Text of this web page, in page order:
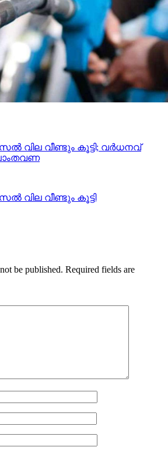
വില വീണ്ടും കൂട്ടി; വര്‍ധനവ്
വില വീണ്ടും കൂട്ടി
be published. Required fields are